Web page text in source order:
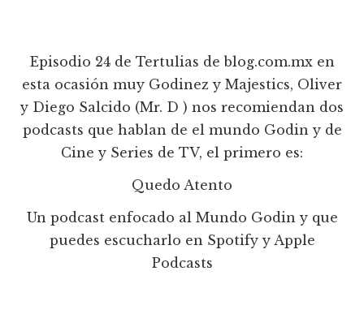
Episodio 24 de Tertulias de blog.com.mx en
esta ocasión muy Godinez y Majestics, Oliver
y Diego Salcido (Mr. D ) nos recomiendan dos
podcasts que hablan de el mundo Godin y de
Cine y Series de TV, el primero es:
Quedo Atento
Un podcast enfocado al Mundo Godin y que
puedes escucharlo en Spotify y Apple
Podcasts